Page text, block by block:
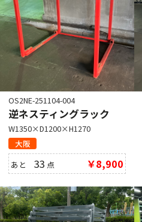
OS2NE-251104-004
逆ネスティングラック
W1350×D1200×H1270
大阪
あと33 点 ￥8,900